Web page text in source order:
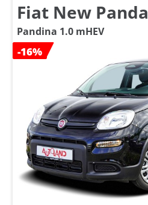
Fiat New Panda
Pandina 1.0 mHEV
-16%